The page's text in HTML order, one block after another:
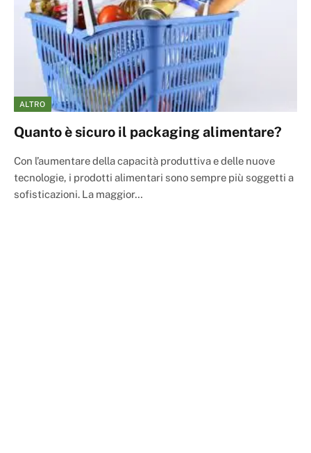
ALTRO
Quanto è sicuro il packaging alimentare?
Con l’aumentare della capacità produttiva e delle nuove
tecnologie, i prodotti alimentari sono sempre più soggetti a
sofisticazioni. La maggior…